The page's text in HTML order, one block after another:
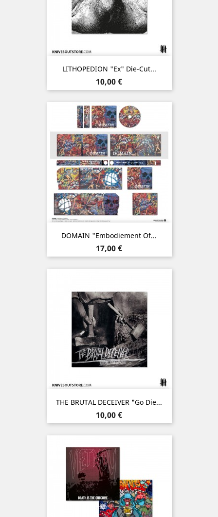
LITHOPEDION "ex" Die-Cut...
Prix
10,00 €
DOMAIN "Embodiement Of...
Prix
17,00 €
THE BRUTAL DECEIVER "Go Die...
Prix
10,00 €